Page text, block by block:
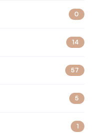
0
14
57
5
1